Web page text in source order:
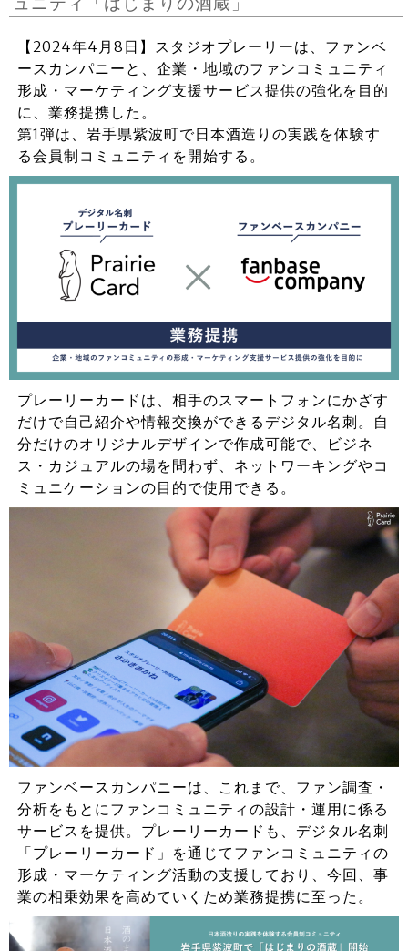
【2024年4月8日】スタジオプレーリーは、ファンベ
ースカンパニーと、企業・地域のファンコミュニティ
形成・マーケティング支援サービス提供の強化を目的
に、業務提携した。
第1弾は、岩手県紫波町で日本酒造りの実践を体験す
る会員制コミュニティを開始する。
プレーリーカードは、相手のスマートフォンにかざす
だけで自己紹介や情報交換ができるデジタル名刺。自
分だけのオリジナルデザインで作成可能で、ビジネ
ス・カジュアルの場を問わず、ネットワーキングやコ
ミュニケーションの目的で使用できる。
ファンベースカンパニーは、これまで、ファン調査・
分析をもとにファンコミュニティの設計・運用に係る
サービスを提供。プレーリーカードも、デジタル名刺
「プレーリーカード」を通じてファンコミュニティの
形成・マーケティング活動の支援しており、今回、事
業の相乗効果を高めていくため業務提携に至った。